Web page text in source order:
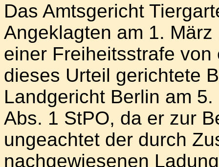
Das Amtsgericht
Angeklagten am 1.
einer Freiheitsstrafe
dieses Urteil gerichtete
Landgericht Berlin am
Abs. 1 StPO, da er zur
ungeachtet der durch
nachgewiesenen